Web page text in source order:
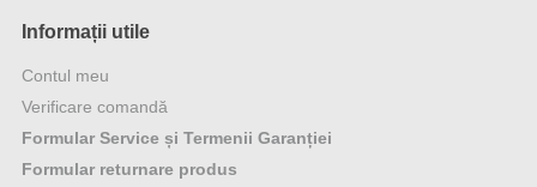
Informații utile
Contul meu
Verificare comandă
Formular Service și Termenii Garanției
Formular returnare produs